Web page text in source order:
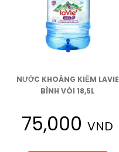
NƯỚC KHOÁNG KIỀM LAVIE
BÌNH VÒI 18,5L
75,000VND